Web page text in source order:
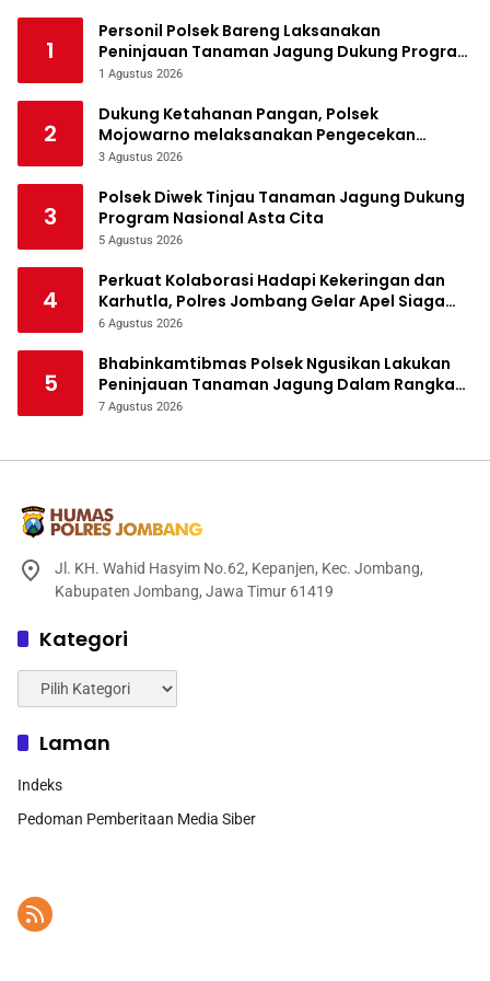
1
Personil Polsek Bareng Laksanakan
Peninjauan Tanaman Jagung Dukung Program
Ketahanan Pangan
1 Agustus 2026
2
Dukung Ketahanan Pangan, Polsek
Mojowarno melaksanakan Pengecekan
Tanaman Jagung
3 Agustus 2026
3
Polsek Diwek Tinjau Tanaman Jagung Dukung
Program Nasional Asta Cita
5 Agustus 2026
4
Perkuat Kolaborasi Hadapi Kekeringan dan
Karhutla, Polres Jombang Gelar Apel Siaga
Bencana
6 Agustus 2026
5
Bhabinkamtibmas Polsek Ngusikan Lakukan
Peninjauan Tanaman Jagung Dalam Rangka
Mendukung Ketahanan Pangan
7 Agustus 2026
Jl. KH. Wahid Hasyim No.62, Kepanjen, Kec. Jombang,
Kabupaten Jombang, Jawa Timur 61419
Kategori
Kategori
Laman
Indeks
Pedoman Pemberitaan Media Siber